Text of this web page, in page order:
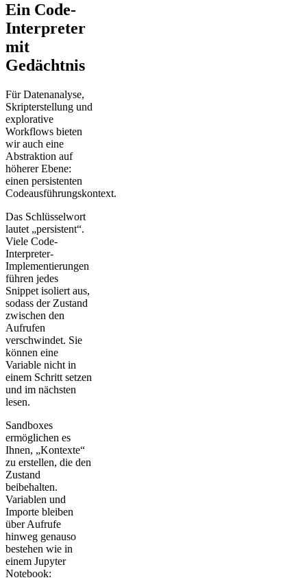
Ein Code-
Interpreter
mit
Gedächtnis
Für Datenanalyse,
Skripterstellung und
explorative
Workflows bieten
wir auch eine
Abstraktion auf
höherer Ebene:
einen persistenten
Codeausführungskontext.
Das Schlüsselwort
lautet „persistent“.
Viele Code-
Interpreter-
Implementierungen
führen jedes
Snippet isoliert aus,
sodass der Zustand
zwischen den
Aufrufen
verschwindet. Sie
können eine
Variable nicht in
einem Schritt setzen
und im nächsten
lesen.
Sandboxes
ermöglichen es
Ihnen, „Kontexte“
zu erstellen, die den
Zustand
beibehalten.
Variablen und
Importe bleiben
über Aufrufe
hinweg genauso
bestehen wie in
einem Jupyter
Notebook: